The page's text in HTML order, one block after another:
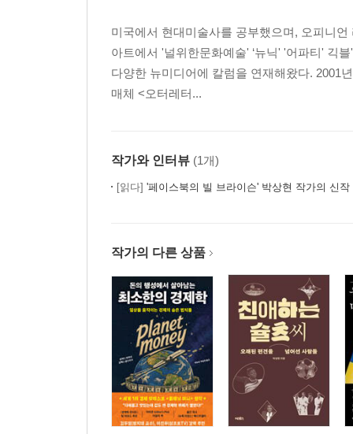
7장 생각을 포기한 사람들과 챗GPT _ 박권일 (사
“인공지능 시대의 위험은 우리 내부에 있다.”
8장 챗GPT는 과학자를 대체할 수 있을까? _ 전주
9장 딸기를 모르는 챗GPT와 거버넌스의 가능성 _
“챗GPT 시대에 어떤 정치, 어떤 시민사회를 선택할
11장 우리에게는 AI리터러시가 필요하다 _ 이유미
“챗GPT는 생각하지 마! 발전된 기술이 가져온 프
12장 인공지능의 법적 인격을 규제할 수 있을까? _
“챗GPT가 저지를 수 있는 위법의 가능성들에 대하
13장 인공지능은 창의적인 소설가가 될 수 있을까
“또 하나의 세계를 완성하는 챗GPT의 글쓰기”
미국에서 현대미술사를 공부했으며, 오피니
아트에서 '널위한문화예술' ‘뉴닉' '어파티' 긱
다양한 뉴미디어에 칼럼을 연재해왔다. 2001
매체 <오터레터...
작가와 인터뷰 (1개)
[읽다] '페이스북의 빌 브라이슨' 박상현 작가의 신작
작가의 다른 상품